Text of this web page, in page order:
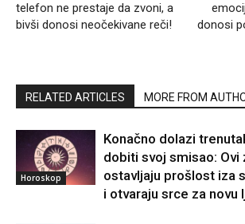
telefon ne prestaje da zvoni, a
bivši donosi neočekivane reči!
donosi
RELATED ARTICLES MORE FROM
Horoskop
Konačno dolazi
dobiti svoj smisao: Ovi
ostavljaju prošlost iza
i otvaraju srce za novu